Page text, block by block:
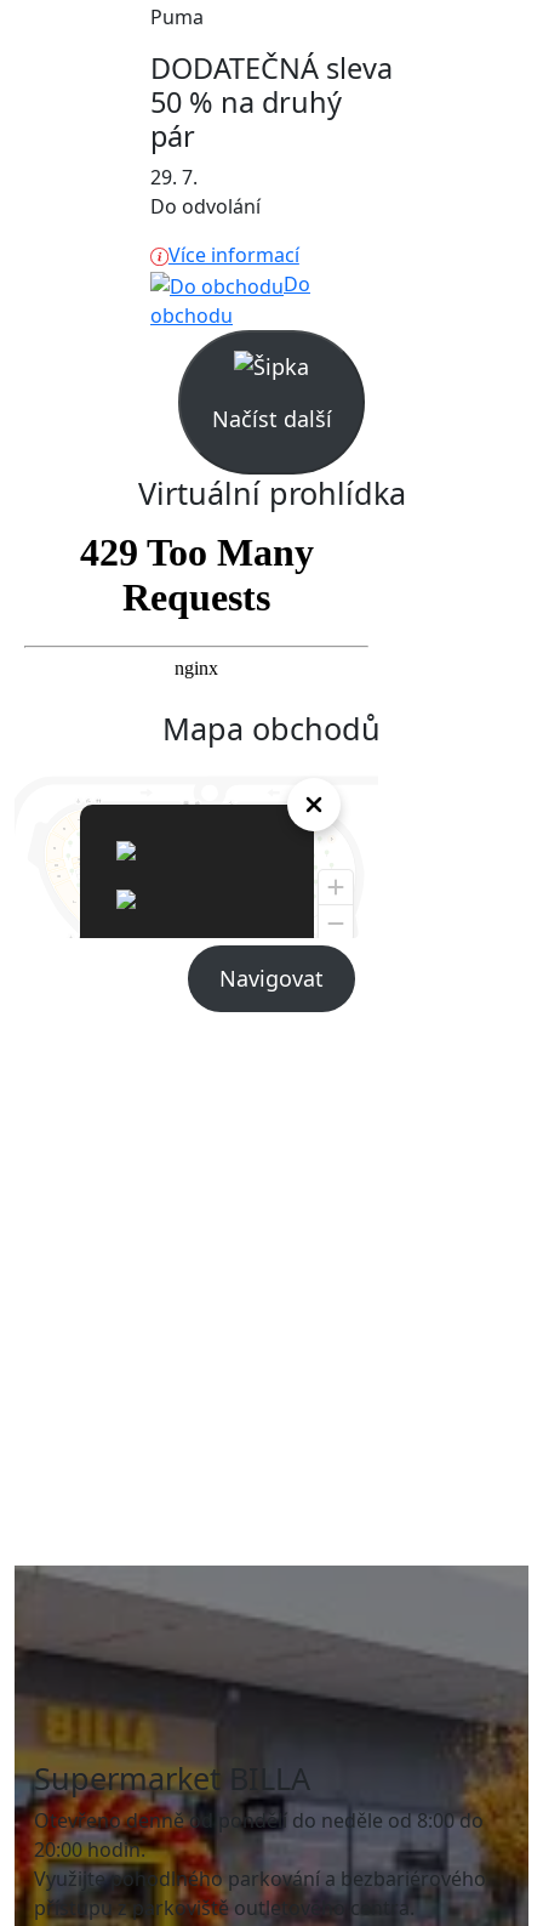
Puma
DODATEČNÁ sleva
50 % na druhý
pár
29. 7.
Do odvolání
Více informací
Do
obchodu
Načíst další
Virtuální prohlídka
Mapa obchodů
Navigovat
Supermarket BILLA
Otevřeno denně od pondělí do neděle od 8:00 do
20:00 hodin.
Využijte pohodlného parkování a bezbariérového
přístupu z parkoviště outletového centra.